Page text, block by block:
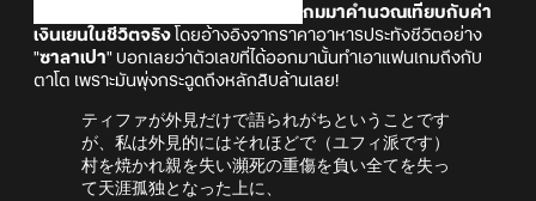
เอาตัวเลขหนี้ในเกมมาคำนวณเทียบกับค่า
เงินเยนในชีวิตจริง โดยอ้างอิงจากราคาอาหารประทังชีวิตอย่าง
"ซาลาเปา" บอกเลยว่าตัวเลขที่ได้ออกมานั้นทำเอาแฟนเกมถึงกับ
ตาโต เพราะมันพุ่งกระฉูดถึงหลักสิบล้านเลย!
ティファが外見だけで語られがちということです
が、私は外見的にはそれほどで（ユフィ派です）
村を焼かれ親を失い瀕死の重傷を負い全てを失っ
て天涯孤独となった上に、